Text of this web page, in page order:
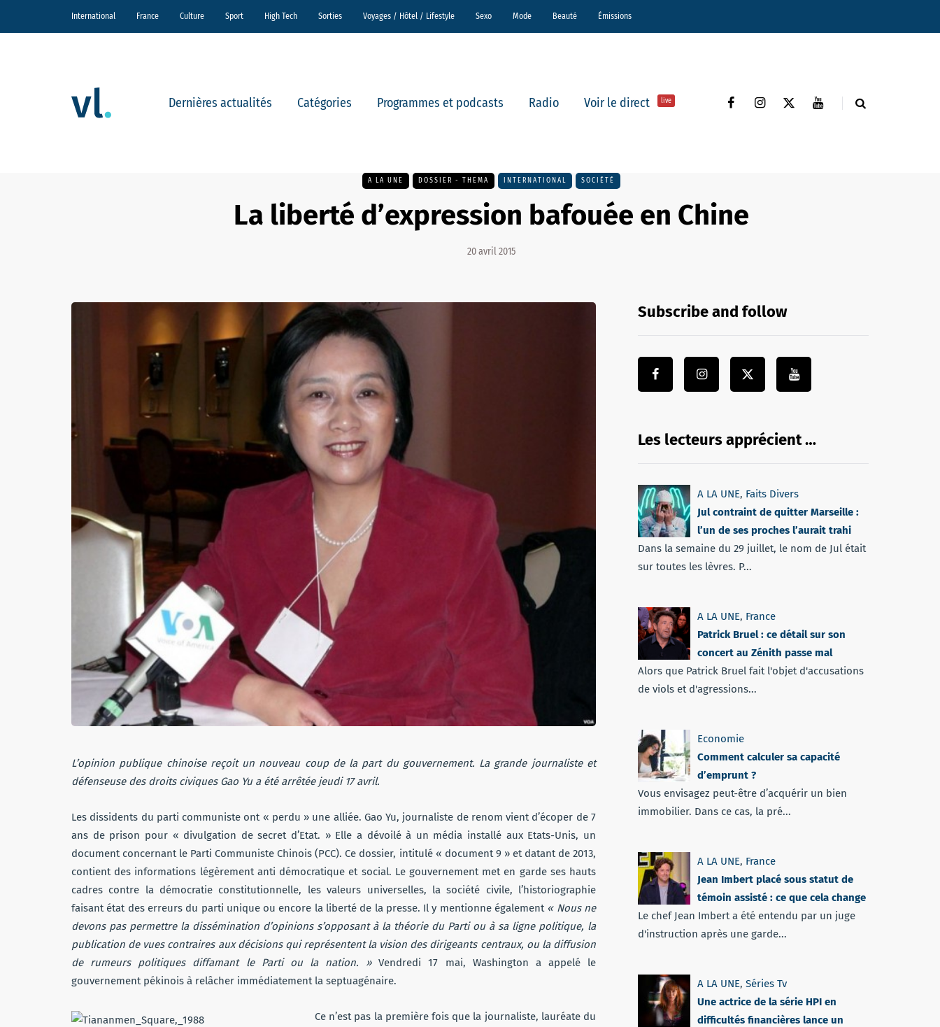
International France Culture Sport High Tech Sorties Voyages / Hôtel / Lifestyle Sexo Mode Beauté Émissions
Dernières actualités Catégories Programmes et podcasts Radio Voir le direct live
A LA UNE DOSSIER - THEMA INTERNATIONAL SOCIÉTÉ
La liberté d’expression bafouée en Chine
20 avril 2015
L’opinion publique chinoise reçoit un nouveau coup de la part du gouvernement. La grande journaliste et
défenseuse des droits civiques Gao Yu a été arrêtée jeudi 17 avril.
Les dissidents du parti communiste ont « perdu » une alliée. Gao Yu, journaliste de renom vient d’écoper de 7
ans de prison pour « divulgation de secret d’Etat. » Elle a dévoilé à un média installé aux Etats-Unis, un
document concernant le Parti Communiste Chinois (PCC). Ce dossier, intitulé « document 9 » et datant de 2013,
contient des informations légèrement anti démocratique et social. Le gouvernement met en garde ses hauts
cadres contre la démocratie constitutionnelle, les valeurs universelles, la société civile, l’historiographie
faisant état des erreurs du parti unique ou encore la liberté de la presse. Il y mentionne également « Nous ne
devons pas permettre la dissémination d’opinions s’opposant à la théorie du Parti ou à sa ligne politique, la
publication de vues contraires aux décisions qui représentent la vision des dirigeants centraux, ou la diffusion
de rumeurs politiques diffamant le Parti ou la nation. »Vendredi 17 mai, Washington a appelé le
gouvernement pékinois à relâcher immédiatement la septuagénaire.
Ce n’est pas la première fois que la journaliste, lauréate du
Subscribe and follow
Les lecteurs apprécient …
A LA UNE, Faits Divers
Jul contraint de quitter Marseille :
l’un de ses proches l’aurait trahi
Dans la semaine du 29 juillet, le nom de Jul était
sur toutes les lèvres. P...
A LA UNE, France
Patrick Bruel : ce détail sur son
concert au Zénith passe mal
Alors que Patrick Bruel fait l'objet d'accusations
de viols et d'agressions...
Economie
Comment calculer sa capacité
d’emprunt ?
Vous envisagez peut-être d’acquérir un bien
immobilier. Dans ce cas, la pré...
A LA UNE, France
Jean Imbert placé sous statut de
témoin assisté : ce que cela change
Le chef Jean Imbert a été entendu par un juge
d'instruction après une garde...
A LA UNE, Séries Tv
Une actrice de la série HPI en
difficultés financières lance un